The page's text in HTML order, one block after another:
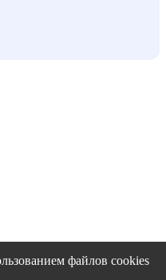
файлов cookies